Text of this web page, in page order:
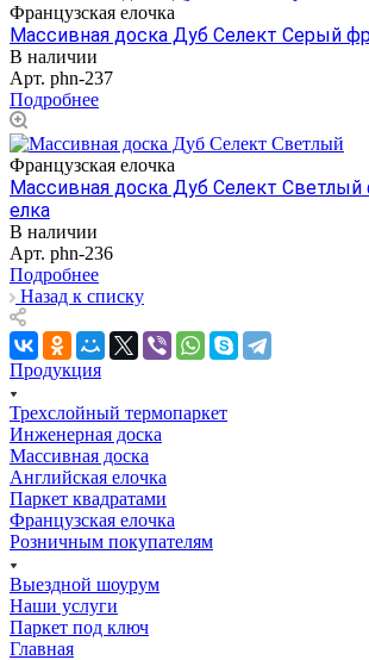
Французская елочка
Массивная доска Дуб Селект Серый
В наличии
Арт. phn-237
Подробнее
Французская елочка
Массивная доска Дуб Селект Светлый
елка
В наличии
Арт. phn-236
Подробнее
Назад к списку
Продукция
Трехслойный термопаркет
Инженерная доска
Массивная доска
Английская елочка
Паркет квадратами
Французская елочка
Розничным покупателям
Выездной шоурум
Наши услуги
Паркет под ключ
Главная